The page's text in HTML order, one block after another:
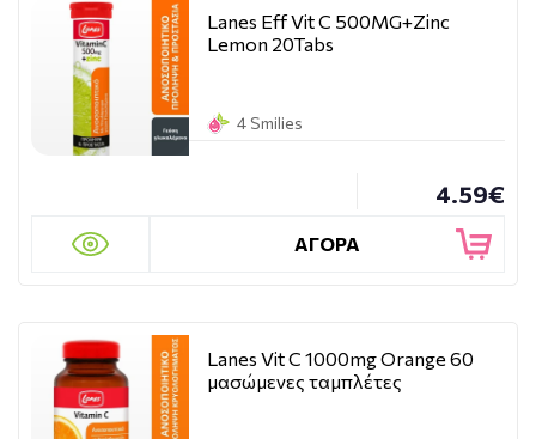
Lanes Eff Vit C 500MG+Zinc
Lemon 20Tabs
4 Smilies
4.59€
ΑΓΟΡΑ
Lanes Vit C 1000mg Orange 60
μασώμενες ταμπλέτες